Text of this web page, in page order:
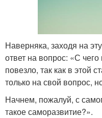
Наверняка, заходя на
ответ на вопрос: «С
повезло, так как в этой
только на свой вопрос,
Начнем, пожалуй, с
такое саморазвитие?».